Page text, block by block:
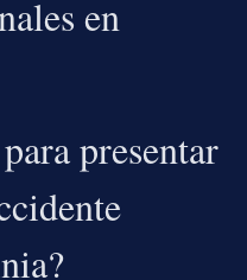
en
presentar